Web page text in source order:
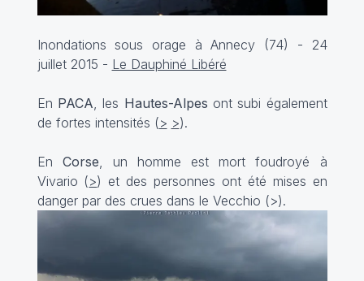
Inondations sous orage à Annecy (74) - 24
juillet 2015 - Le Dauphiné Libéré
En PACA , les Hautes-Alpes ont subi également
de fortes intensités (> >).
En Corse , un homme est mort foudroyé à
Vivario (>) et des personnes ont été mises en
danger par des crues dans le Vecchio (>).